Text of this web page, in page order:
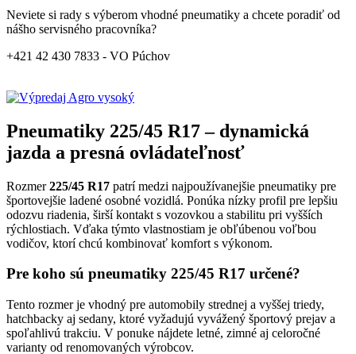
Neviete si rady s výberom vhodné pneumatiky a chcete poradiť od
nášho servisného pracovníka?
+421 42 430 7833 - VO Púchov
Pneumatiky 225/45 R17 – dynamická
jazda a presná ovládateľnosť
Rozmer225/45 R17 patrí medzi najpoužívanejšie pneumatiky pre
športovejšie ladené osobné vozidlá. Ponúka nízky profil pre lepšiu
odozvu riadenia, širší kontakt s vozovkou a stabilitu pri vyšších
rýchlostiach. Vďaka týmto vlastnostiam je obľúbenou voľbou
vodičov, ktorí chcú kombinovať komfort s výkonom.
Pre koho sú pneumatiky 225/45 R17 určené?
Tento rozmer je vhodný pre automobily strednej a vyššej triedy,
hatchbacky aj sedany, ktoré vyžadujú vyvážený športový prejav a
spoľahlivú trakciu. V ponuke nájdete letné, zimné aj celoročné
varianty od renomovaných výrobcov.